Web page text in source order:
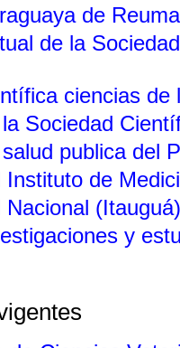
de
de la
ciencias
Sociedad
publica del
Instituto de
Nacional
y